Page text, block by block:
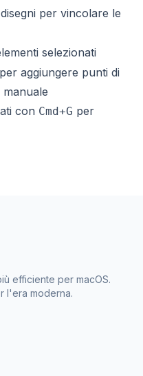
per vincolare le
selezionati
aggiungere punti di
con Cmd+G per
efficiente per macOS.
l'era moderna.